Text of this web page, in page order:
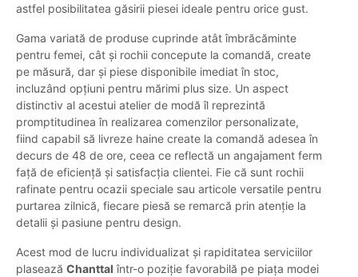
astfel posibilitatea găsirii piesei ideale pentru orice gust.
Gama variată de produse cuprinde atât îmbrăcăminte
pentru femei, cât și rochii concepute la comandă, create
pe măsură, dar și piese disponibile imediat în stoc,
incluzând opțiuni pentru mărimi plus size. Un aspect
distinctiv al acestui atelier de modă îl reprezintă
promptitudinea în realizarea comenzilor personalizate,
fiind capabil să livreze haine create la comandă adesea în
decurs de 48 de ore, ceea ce reflectă un angajament ferm
față de eficiență și satisfacția clientei. Fie că sunt rochii
rafinate pentru ocazii speciale sau articole versatile pentru
purtarea zilnică, fiecare piesă se remarcă prin atenție la
detalii și pasiune pentru design.
Acest mod de lucru individualizat și rapiditatea serviciilor
plasează Chanttal într-o poziție favorabilă pe piața modei